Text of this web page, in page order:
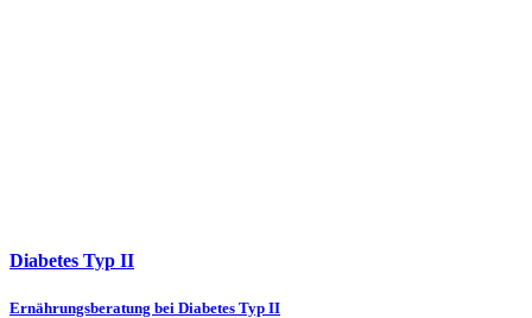
Diabetes Typ II
Ernährungsberatung bei Diabetes Typ II